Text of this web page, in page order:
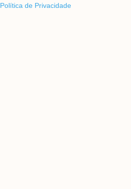
Política de Privacidade